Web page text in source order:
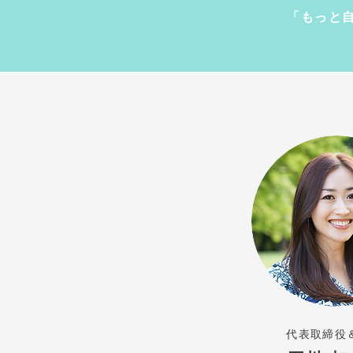
「もっと
代表取締役